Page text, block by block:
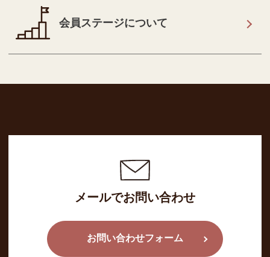
会員ステージについて
メールでお問い合わせ
お問い合わせフォーム